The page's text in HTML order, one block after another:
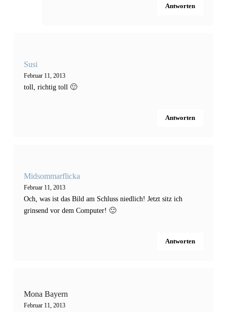
Antworten
Susi
Februar 11, 2013
toll, richtig toll 🙂
Antworten
Midsommarflicka
Februar 11, 2013
Och, was ist das Bild am Schluss niedlich! Jetzt sitz ich
grinsend vor dem Computer! 🙂
Antworten
Mona Bayern
Februar 11, 2013